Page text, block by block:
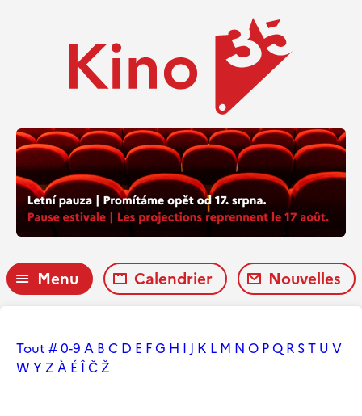
Menu Calendrier Nouvelles
Tout # 0-9 A B C D E FG H I J K L M N O PQ R ST U V
W YZ À É ÎČŽ